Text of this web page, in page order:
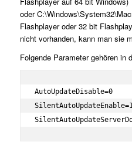
oder
Flashplayer oder 32 bit
nicht vorhanden, kann man sie
Folgende Parameter gehören in
AutoUpdateDisable=0